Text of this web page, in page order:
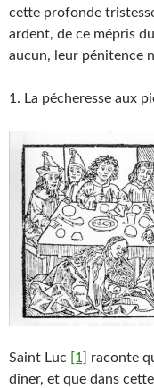
cette profonde
ardent, de ce mépris
aucun, leur pénitence
1. La pécheresse aux
Saint Luc [1] raconte
dîner, et que dans